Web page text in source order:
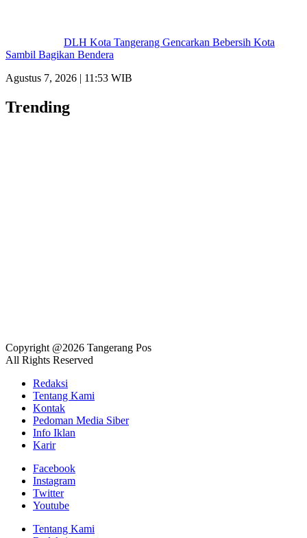
DLH Kota Tangerang Gencarkan Bebersih Kota
Sambil Bagikan Bendera
Agustus 7, 2026 | 11:53 WIB
Trending
Copyright @2026 Tangerang Pos
All Rights Reserved
Redaksi
Tentang Kami
Kontak
Pedoman Media Siber
Info Iklan
Karir
Facebook
Instagram
Twitter
Youtube
Tentang Kami